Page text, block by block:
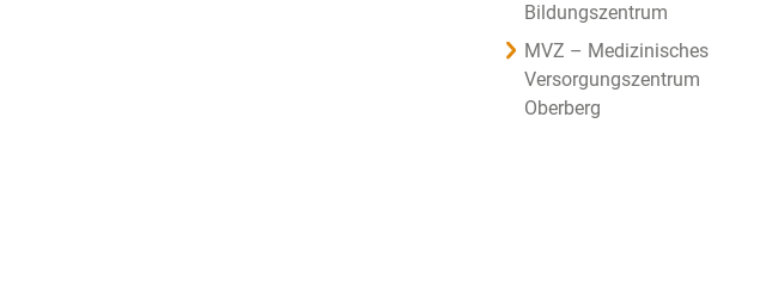
Bildungszentrum
MVZ – Medizinisches
Versorgungszentrum
Oberberg